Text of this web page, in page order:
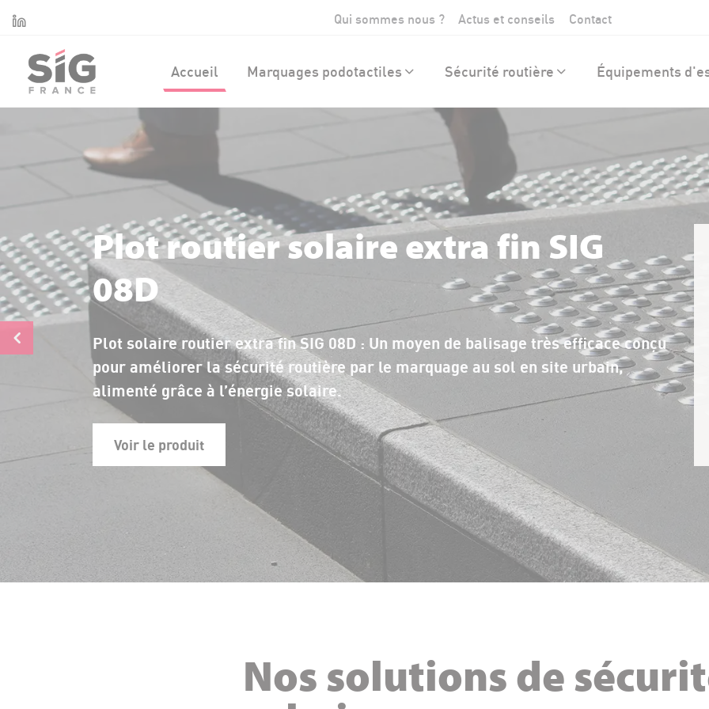
Linkedin Qui sommes nous ? Actus et conseils Contact
Accueil Marquages podotactiles Sécurité routière Équipements
Plot routier solaire extra fin SIG
08D
Plot solaire routier extra fin SIG 08D : Un moyen de balisage très efficace conçu
pour améliorer la sécurité routière par le marquage au sol en site urbain,
alimenté grâce à l’énergie solaire.
Voir le produit
Nos solutions de
Panneau de gestion des cookies